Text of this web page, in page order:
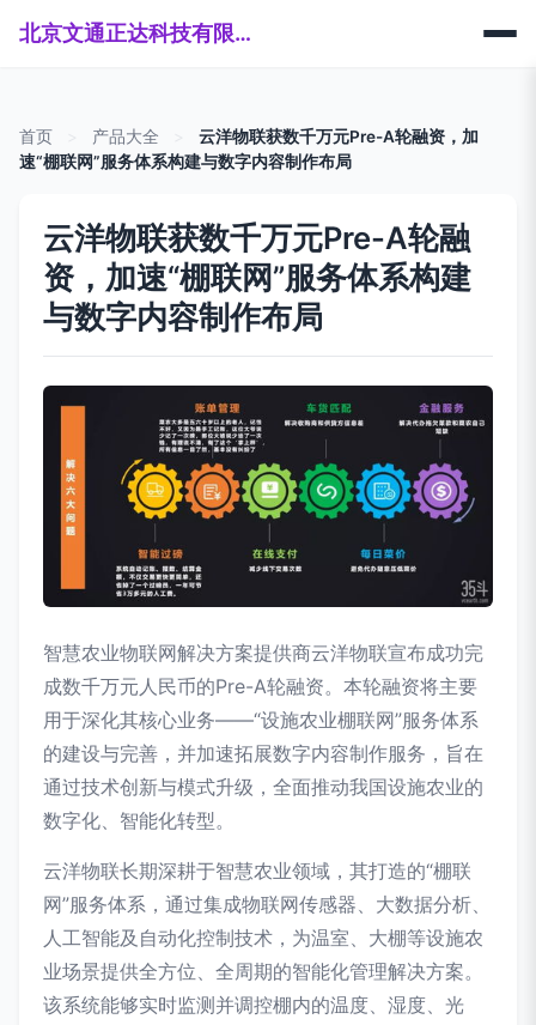
北京文通正达科技有限公司
首页 产品大全
云洋物联获数千万元Pre-A轮融资，加
速“棚联网”服务体系构建与数字内容制作布局
云洋物联获数千万元Pre-A轮融
资，加速“棚联网”服务体系构建
与数字内容制作布局
智慧农业物联网解决方案提供商云洋物联宣布成功完
成数千万元人民币的Pre-A轮融资。本轮融资将主要
用于深化其核心业务——“设施农业棚联网”服务体系
的建设与完善，并加速拓展数字内容制作服务，旨在
通过技术创新与模式升级，全面推动我国设施农业的
数字化、智能化转型。
云洋物联长期深耕于智慧农业领域，其打造的“棚联
网”服务体系，通过集成物联网传感器、大数据分析、
人工智能及自动化控制技术，为温室、大棚等设施农
业场景提供全方位、全周期的智能化管理解决方案。
该系统能够实时监测并调控棚内的温度、湿度、光